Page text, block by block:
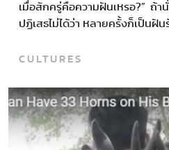
เมื่อสักครู่คือความฝันเหรอ?” ถ้า
ปฏิเสธไม่ได้ว่า หลายครั้งก็เป็นฝัน
นั้นหมายความว่าอย่างไรกันแน่” …
CULTURES